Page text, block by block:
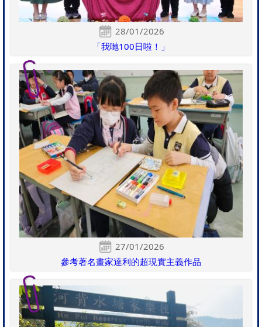
28/01/2026
「我哋100日啦！」
27/01/2026
參考著名畫家達利的超現實主義作品